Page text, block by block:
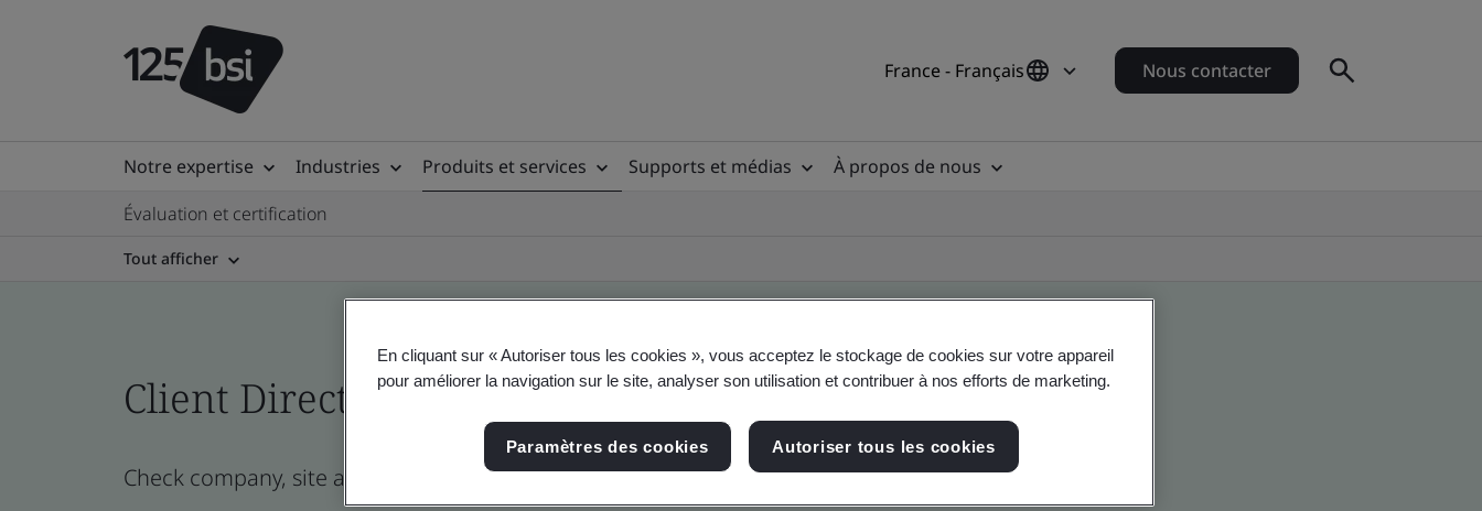
France - Français Nous contacter
Notre expertise Industries Produits et services Supports et médias
À propos de nous
Évaluation et certification
Tout afficher
Client Directory certificate
Check company, site and product certificates - Validation and Verification
En cliquant sur « Autoriser tous les cookies », vous acceptez le stockage de cookies sur votre appareil
pour améliorer la navigation sur le site, analyser son utilisation et contribuer à nos efforts de marketing.
Paramètres des cookies Autoriser tous les cookies